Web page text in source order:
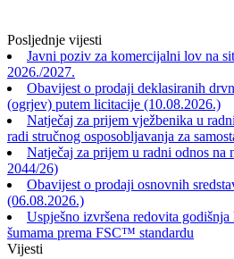
Posljednje vijesti
Javni poziv za komercijalni lov na
2026./2027.
Obavijest o prodaji deklasiranih
(ogrjev) putem licitacije (10.08.2026.)
Natječaj za prijem vježbenika u
radi stručnog osposobljavanja za
Natječaj za prijem u radni odnos na
2044/26)
Obavijest o prodaji osnovnih
(06.08.2026.)
Uspješno izvršena redovita
šumama prema FSC™ standardu
Vijesti